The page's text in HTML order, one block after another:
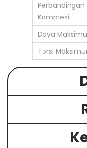
Perbandingan
Kompresi
Daya
Torsi